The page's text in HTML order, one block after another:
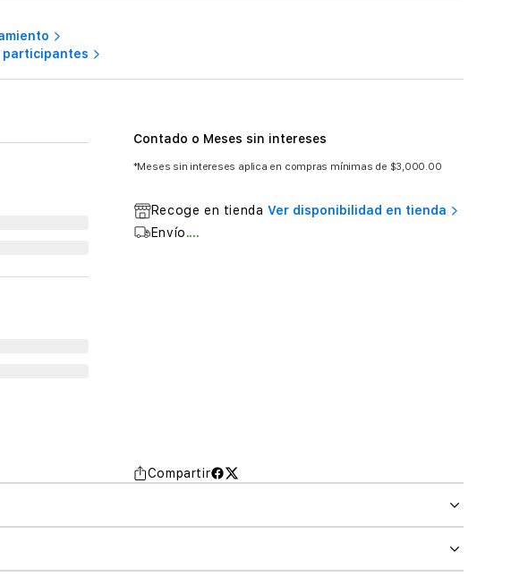
participantes
Contado o Meses sin intereses
*Meses sin intereses aplica en compras mínimas de $3,000.00
Recoge en tienda Ver disponibilidad en tienda
Envío....
Compartir